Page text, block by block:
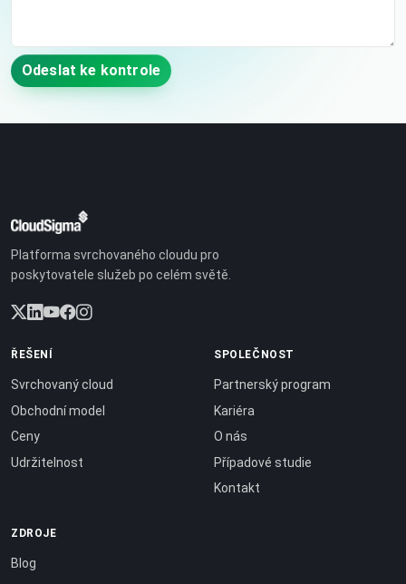
Odeslat ke kontrole
Platforma svrchovaného cloudu pro
poskytovatele služeb po celém světě.
ŘEŠENÍ
Svrchovaný cloud
Obchodní model
Ceny
Udržitelnost
SPOLEČNOST
Partnerský program
Kariéra
O nás
Případové studie
Kontakt
ZDROJE
Blog